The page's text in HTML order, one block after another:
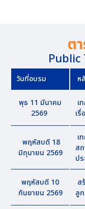
ต
วันที่อบรม ห
พุธ 11 มีนาคม
2569
เ
เ
พฤหัสบดี 18
มิถุนายน 2569
เ
ส
ป
พฤหัสบดี 10
กันยายน 2569
ส
ลู